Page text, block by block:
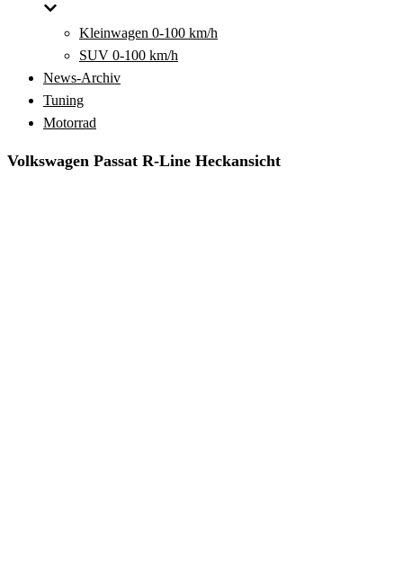
Kleinwagen 0-100 km/h
SUV 0-100 km/h
News-Archiv
Tuning
Motorrad
Volkswagen Passat R-Line Heckansicht